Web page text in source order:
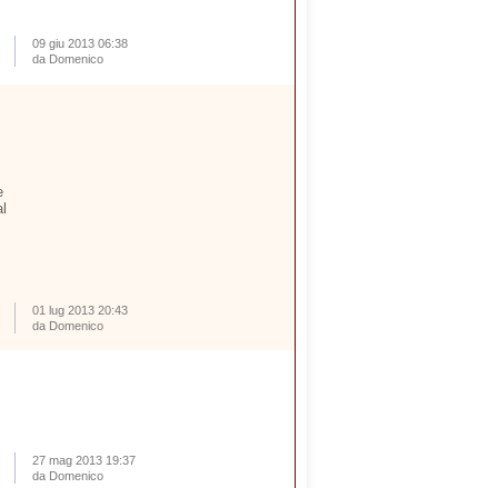
09 giu 2013 06:38
da Domenico
01 lug 2013 20:43
da Domenico
27 mag 2013 19:37
da Domenico